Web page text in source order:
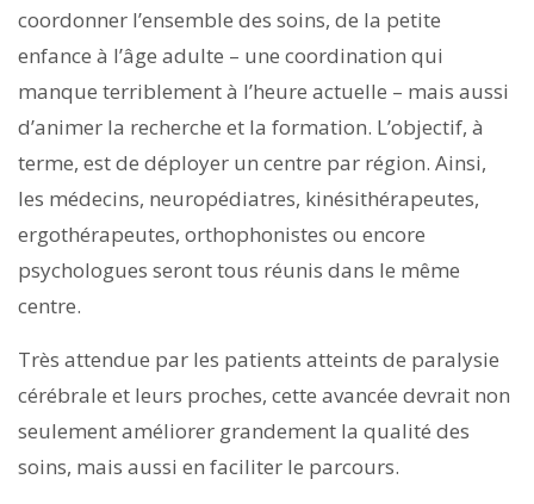
coordonner l’ensemble des soins, de la petite
enfance à l’âge adulte – une coordination qui
manque terriblement à l’heure actuelle – mais aussi
d’animer la recherche et la formation. L’objectif, à
terme, est de déployer un centre par région. Ainsi,
les médecins, neuropédiatres, kinésithérapeutes,
ergothérapeutes, orthophonistes ou encore
psychologues seront tous réunis dans le même
centre.
Très attendue par les patients atteints de paralysie
cérébrale et leurs proches, cette avancée devrait non
seulement améliorer grandement la qualité des
soins, mais aussi en faciliter le parcours.